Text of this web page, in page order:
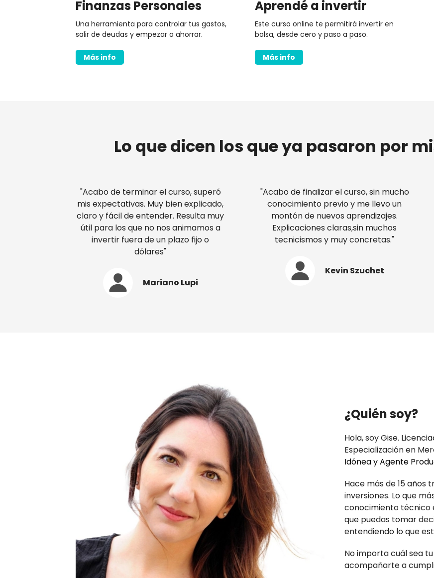
Finanzas Personales
Una herramienta para controlar tus gastos,
salir de deudas y empezar a ahorrar.
Más info
Aprendé a invertir
Este curso online te permitirá invertir en
bolsa, desde cero y paso a paso.
Más info
Lo que dicen los que ya pasaron por
"Acabo de terminar el curso, superó
mis expectativas. Muy bien explicado,
claro y fácil de entender. Resulta muy
útil para los que no nos animamos a
invertir fuera de un plazo fijo o
dólares"
Mariano Lupi
"Acabo de finalizar el curso, sin mucho
conocimiento previo y me llevo un
montón de nuevos aprendizajes.
Explicaciones claras,sin muchos
tecnicismos y muy concretas."
Kevin Szuchet
¿Quién soy?
Hola, soy Gise.
Especialización en
Idónea y Agente
Hace más de 15 años
inversiones. Lo que
conocimiento técnico
que puedas tomar
entendiendo lo que
No importa cuál sea
acompañarte a